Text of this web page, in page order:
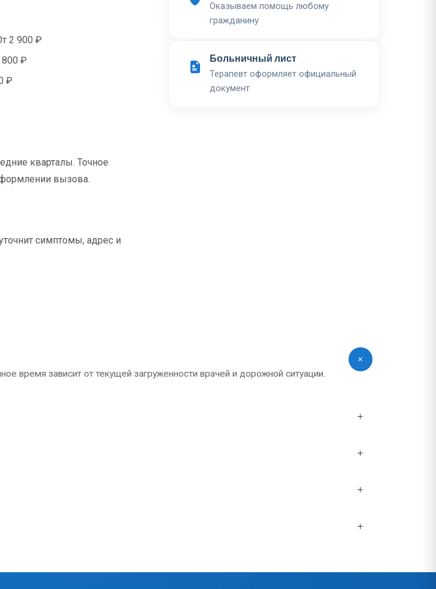
2 900 ₽
₽
₽
кварталы. Точное
вызова.
симптомы, адрес и
Оказываем помощь любому
гражданину
Больничный лист
Терапевт оформляет официальный
документ
время зависит от текущей загруженности врачей и дорожной ситуации.